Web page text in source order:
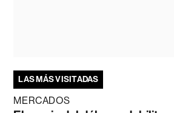
LAS MÁS VISITADAS
MERCADOS